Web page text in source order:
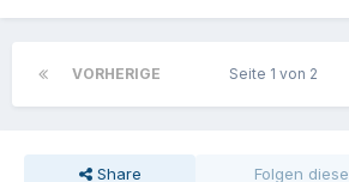
VORHERIGE Seite 1 von 2
Share Folgen